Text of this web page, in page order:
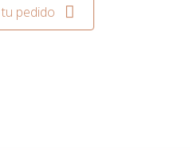
pedido